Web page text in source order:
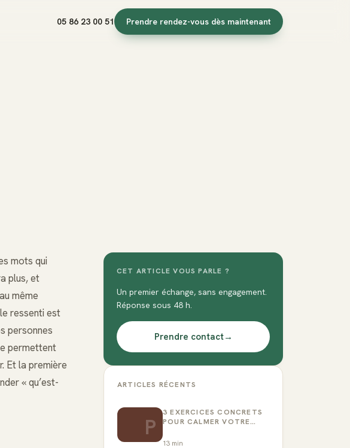
05 86 23 00 51 Prendre rendez-vous dès maintenant
mots qui
plus, et
même
ressenti est
personnes
permettent
Et la première
« qu’est-
CET ARTICLE VOUS PARLE ?
Un premier échange, sans engagement.
Réponse sous 48 h.
Prendre contact→
ARTICLES RÉCENTS
P
3 EXERCICES CONCRETS
POUR CALMER VOTRE
13 min